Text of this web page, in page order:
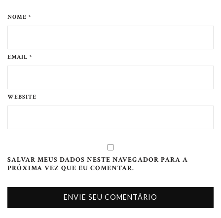
NOME *
EMAIL *
WEBSITE
SALVAR MEUS DADOS NESTE NAVEGADOR PARA A
PRÓXIMA VEZ QUE EU COMENTAR.